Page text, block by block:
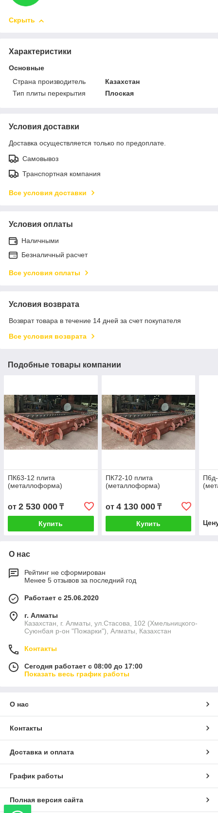
Скрыть
Характеристики
Основные
Страна производитель
Казахстан
Тип плиты перекрытия
Плоская
Условия доставки
Доставка осуществляется только по предоплате.
Самовывоз
Транспортная компания
Все условия доставки
Условия оплаты
Наличными
Безналичный расчет
Все условия оплаты
Условия возврата
Возврат товара в течение 14 дней за счет покупателя
Все условия возврата
Подобные товары компании
ПК63-12 плита
(металлоформа)
от 2 530 000 ₸
Купить
ПК72-10 плита
(металлоформа)
от 4 130 000₸
Купить
О нас
Рейтинг не сформирован
Менее 5 отзывов за последний год
Работает с 25.06.2020
г. Алматы
Казахстан, г. Алматы, ул.Стасова, 102 (Хмельницкого-
Суюнбая р-он "Пожарки"), Алматы, Казахстан
Контакты
Сегодня работает с 08:00 до 17:00
Показать весь график работы
О нас
Контакты
Доставка и оплата
График работы
Полная версия сайта